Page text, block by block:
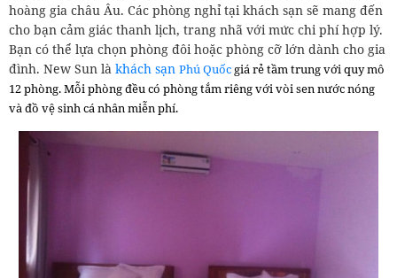
hoàng gia châu Âu. Các phòng nghỉ tại khách sạn sẽ mang đến
cho bạn cảm giác thanh lịch, trang nhã với mức chi phí hợp lý.
Bạn có thể lựa chọn phòng đôi hoặc phòng cỡ lớn dành cho gia
đình. New Sun là khách sạn Phú Quốc giá rẻ tầm trung với quy mô
12 phòng. Mỗi phòng đều có phòng tắm riêng với vòi sen nước nóng
và đồ vệ sinh cá nhân miễn phí.